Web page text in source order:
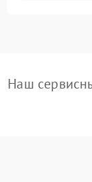
Наш